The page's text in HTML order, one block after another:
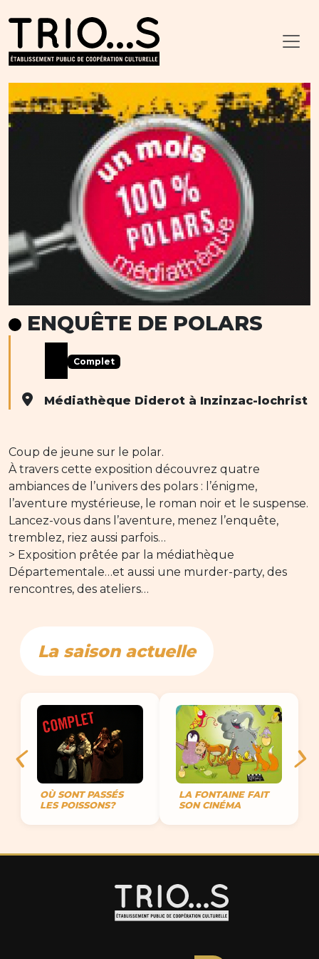
ENQUÊTE DE POLARS
Complet
Médiathèque Diderot à Inzinzac-lochrist
Coup de jeune sur le polar.
À travers cette exposition découvrez quatre
ambiances de l’univers des polars : l’énigme,
l’aventure mystérieuse, le roman noir et le suspense.
Lancez-vous dans l’aventure, menez l’enquête,
tremblez, riez aussi parfois…
> Exposition prêtée par la médiathèque
Départementale…et aussi une murder-party, des
rencontres, des ateliers…
La saison actuelle
OÙ SONT PASSÉS
LES POISSONS?
LA FONTAINE FAIT
SON CINÉMA